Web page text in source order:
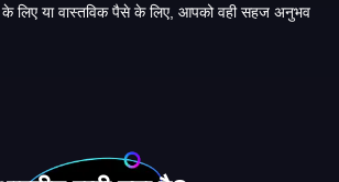
लिए या वास्तविक पैसे के लिए, आपको वही सहज अनुभव